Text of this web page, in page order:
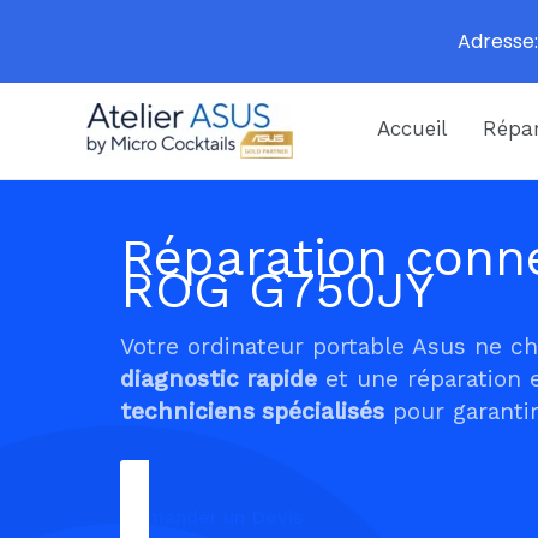
Accueil
Réparation
ROG G750JY
Votre ordinateur portable Asus ne
diagnostic rapide et une réparation
techniciens spécialisés pour